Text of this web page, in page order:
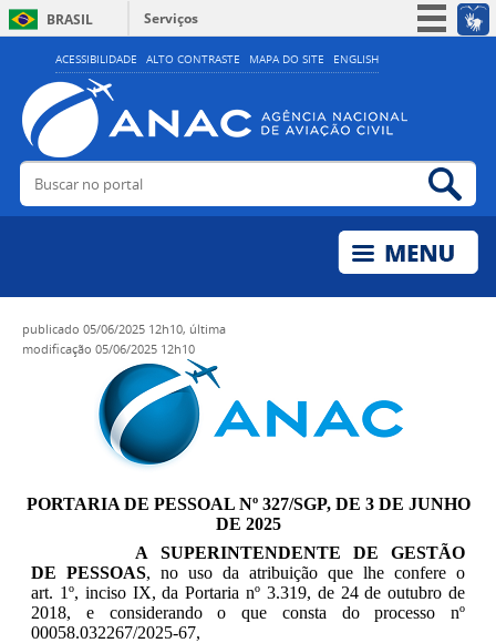
ACESSIBILIDADE ALTO CONTRASTE MAPA DO SITE ENGLISH
BRASIL
Serviços
Simplifique!
Acesso à informação
Legislação
Buscar no portal
publicado 05/06/2025 12h10, última
modificação 05/06/2025 12h10
PORTARIA DE PESSOAL Nº 327/SGP, DE 3 DE JUNHO
DE 2025
A SUPERINTENDENTE DE GESTÃO
DE PESSOAS, no uso da atribuição que lhe confere o
art. 1º, inciso IX, da Portaria nº 3.319, de 24 de outubro de
2018, e considerando o que consta do processo nº
00058.032267/2025-67,